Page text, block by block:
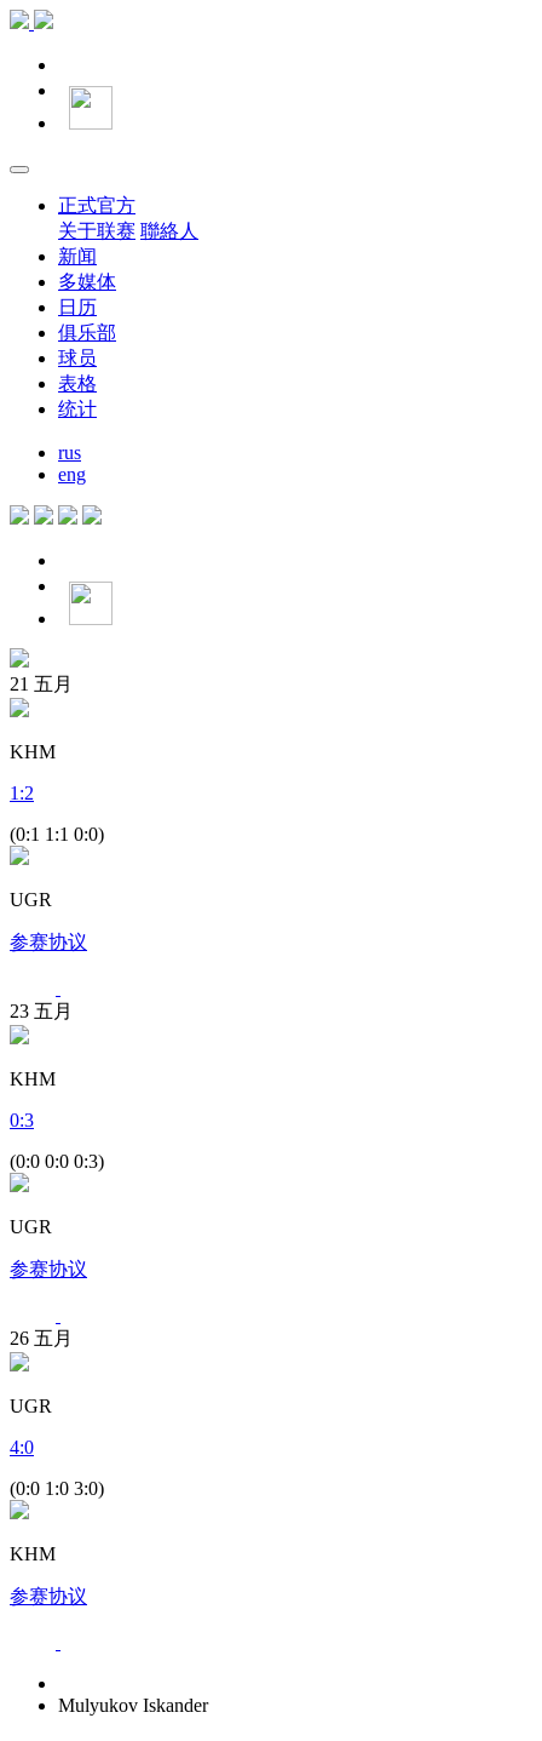
正式官方
关于联赛 聯絡人
新闻
多媒体
日历
俱乐部
球员
表格
统计
rus
eng
21 五月
KHM
1 :2
(0:1 1:1 0:0)
UGR
参赛协议
23 五月
KHM
0:3
(0:0 0:0 0:3)
UGR
参赛协议
26 五月
UGR
4:0
(0:0 1:0 3:0)
KHM
参赛协议
Mulyukov Iskander